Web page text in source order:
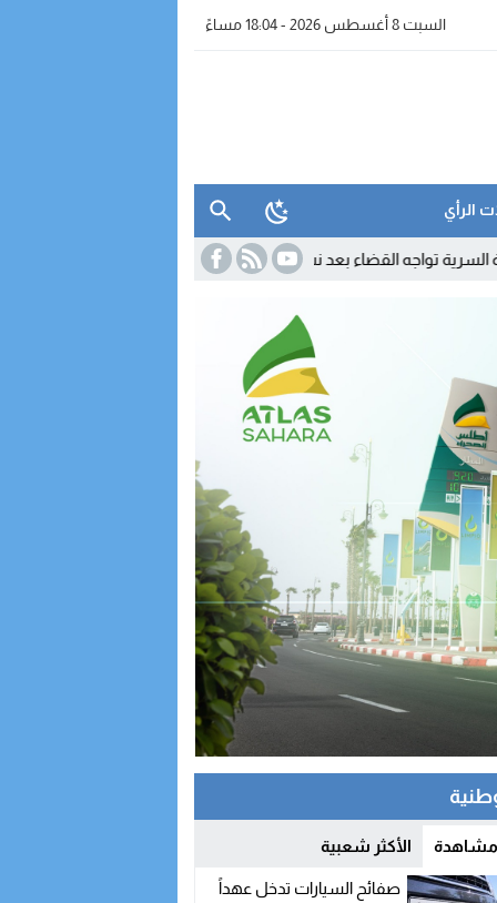
السبت 8 أغسطس 2026 - 18:04 مساءً
الرأي
بعد نشر معطيات مضللة 11:55 تحول دبلوماسي لافت.. كولومبيا
مشاهدة الأكثر شعبية
صفائح السيارات تدخل عهداً